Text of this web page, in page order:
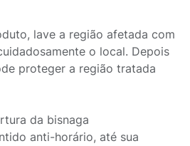
lave a região afetada com
o local. Depois
proteger a região tratada
da bisnaga
anti-horário, até sua